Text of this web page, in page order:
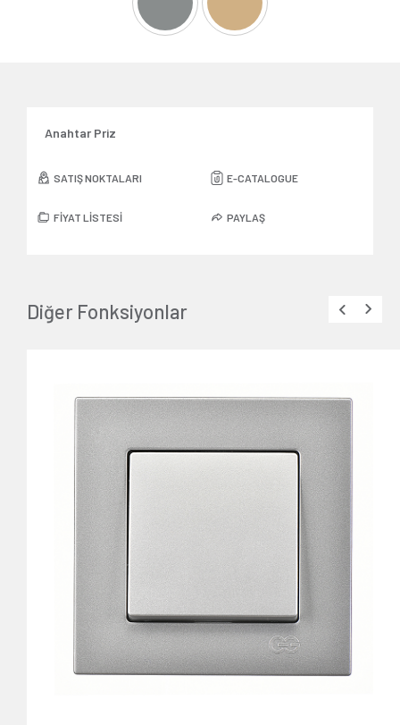
Anahtar Priz
SATIŞ NOKTALARI E-CATALOGUE
FİYAT LİSTESİ PAYLAŞ
Diğer Fonksiyonlar